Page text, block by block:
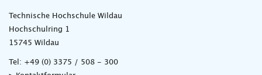
Technische Hochschule Wildau
Hochschulring 1
15745 Wildau
Tel: +49 (0) 3375 / 508 - 300